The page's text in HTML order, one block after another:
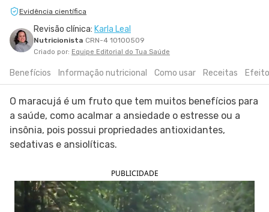
GRAVIDEZ
BEM-ESTAR
SIGA O TUA SAÚDE NAS REDES SOCIAIS
Evidência científica
Revisão clínica: Karla Leal
Nutricionista CRN-4 10100509
Criado por: Equipe Editorial do Tua Saúde
Benefícios Informação nutricional Como usar Receitas
O maracujá é um fruto que tem muitos benefícios para
a saúde, como acalmar a ansiedade o estresse ou a
insônia, pois possui propriedades antioxidantes,
sedativas e ansiolíticas.
PUBLICIDADE